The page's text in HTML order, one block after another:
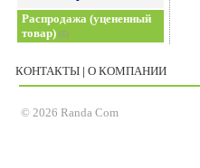
Распродажа (уцененный
товар) (6)
КОНТАКТЫ | О КОМПАНИИ
© 2026 Randa Com